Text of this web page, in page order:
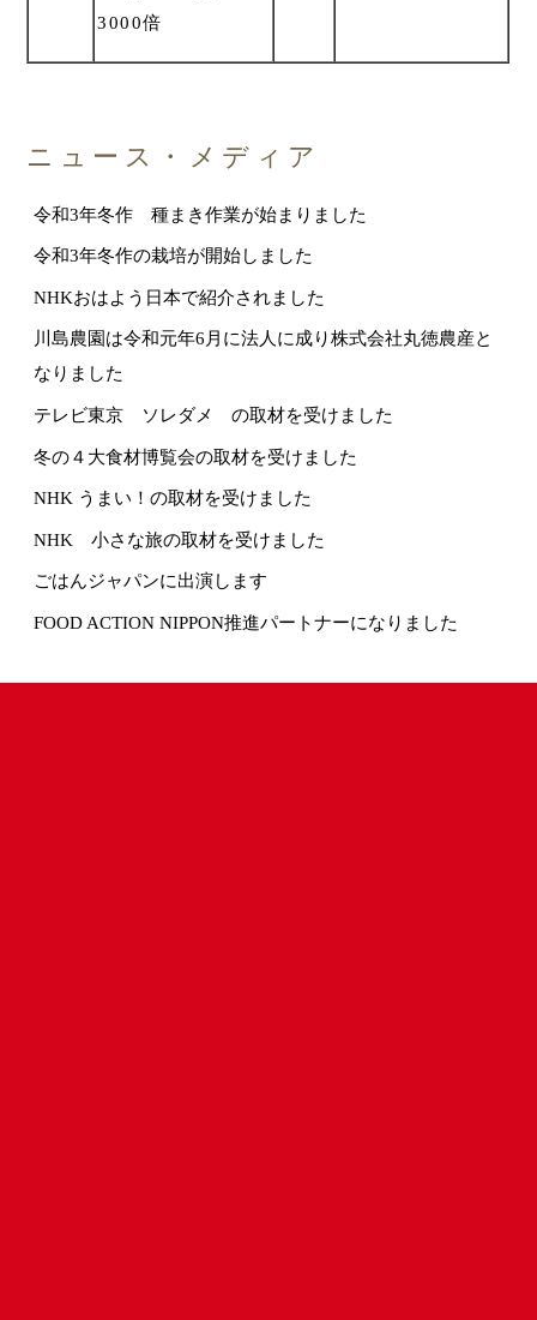
3000倍
ニュース・メディア
令和3年冬作 種まき作業が始まりました
令和3年冬作の栽培が開始しました
NHKおはよう日本で紹介されました
川島農園は令和元年6月に法人に成り株式会社丸徳農産と
なりました
テレビ東京 ソレダメ の取材を受けました
冬の４大食材博覧会の取材を受けました
NHK うまい！の取材を受けました
NHK 小さな旅の取材を受けました
ごはんジャパンに出演します
FOOD ACTION NIPPON推進パートナーになりました